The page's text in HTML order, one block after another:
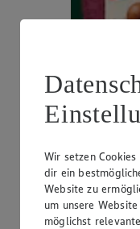
Der rundeste
Wir setzen
dir ein
Website zu
um unsere
möglichst